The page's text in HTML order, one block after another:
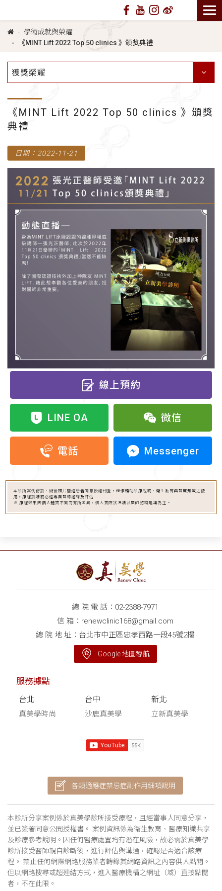
學術成就與榮耀
《MINT Lift 2022 Top 50 clinics 》頒獎典禮
獲獎榮耀
《MINT Lift 2022 Top 50 clinics 》頒獎
典禮
日期：2022-11-21
線上預約
LINE OA 微信
電話 Messenger
本診所案例術前、術後照片皆經患者同意授權刊登，僅作輔助診療說明、衛生教育與醫療知識之使
用，療程前請務必經專業醫師諮詢及評估
※ 療程效果因個人體質不同而有所差異，個人實際狀況請以醫師諮詢建議為主。
總 院 電 話： 02-2388-7971
信 箱： renewclinic168@gmail.com
總 院 地 址：台北市中正區忠孝西路一段45號2樓
Google 地圖導航
服務據點
台北
真美學時尚
台中
沙鹿真美學
新北
立新真美學
各類適應症禁忌症副作用細項說明
本診所分享案例係於真美學診所接受療程，且經當事人同意分享，
並已簽署同意公開授權書。 案例資訊係為衛生教育、醫療知識共享
及診療參考說明。因任何醫療處置均有潛在風險，故必需於真美學
診所接受醫師親自診斷後，進行評估與溝通，確認是否適合該療
程。 禁止任何網際網路服務業者轉錄其網路資訊之內容供人點閱。
但以網路搜尋或超連結方式，進入醫療機構之網址（域）直接點閱
者，不在此限。